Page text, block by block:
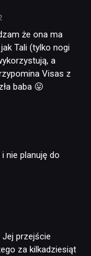
że ona ma
Tali (tylko nogi
a
Visas z
baba 😛
nie planuję do
Jej przejście
za kilkadziesiąt